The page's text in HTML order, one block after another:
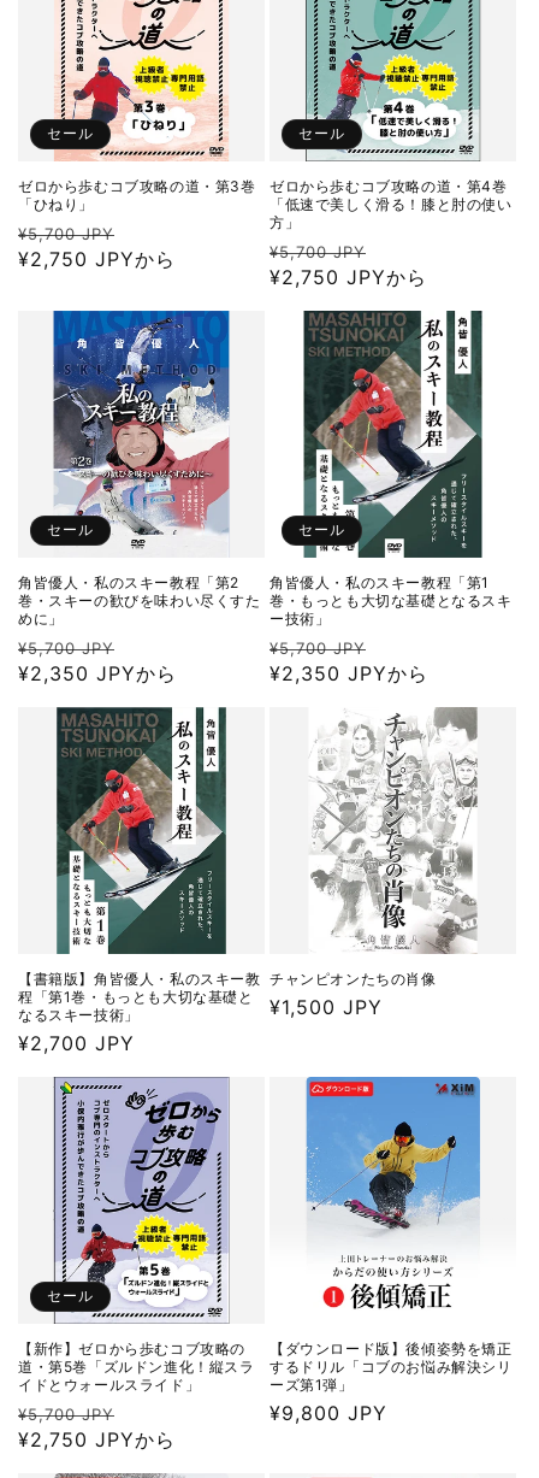
セール
ゼロから歩むコブ攻略の道・第3巻
「ひねり」
通
常
¥5,700 JPY
ー
価
格
¥2,750 JPYから
セール
ゼロから歩むコブ攻略の道・第4巻
「低速で美しく滑る！膝と肘の使い
方」
通
常
¥5,700 JPY
ー
価
格
¥2,750 JPYから
セール
角皆優人・私のスキー教程「第2
巻・スキーの歓びを味わい尽くすた
めに」
通
常
¥5,700 JPY
ー
価
格
¥2,350 JPYから
セール
角皆優人・私のスキー教程「第1
巻・もっとも大切な基礎となるスキ
ー技術」
通
常
¥5,700 JPY
ー
価
格
¥2,350 JPYから
【書籍版】角皆優人・私のスキー教
程「第1巻・もっとも大切な基礎と
なるスキー技術」
通
¥2,700 JPY
チャンピオンたちの肖像
通
¥1,500 JPY
セール
【新作】ゼロから歩むコブ攻略の
道・第5巻「ズルドン進化！縦スラ
イドとウォールスライド」
通
常
¥5,700 JPY
ー
¥2,750 JPYから
【ダウンロード版】後傾姿勢を矯正
するドリル「コブのお悩み解決シリ
ーズ第1弾」
通
¥9,800 JPY